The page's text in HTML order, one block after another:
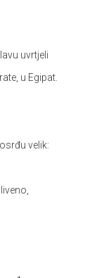
uvrtjeli
u Egipat.
velik: